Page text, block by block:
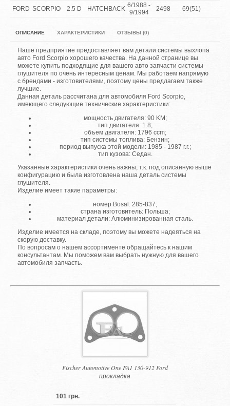
FORD SCORPIO 2.5 D HATCHBACK 6/1988 -
9/1994
2498 69(51)
ОПИСАНИЕ ХАРАКТЕРИСТИКИ ОТЗЫВЫ (0)
Наше предприятие предоставляет вам детали системы выхлопа
авто Ford Scorpio хорошего качества. На данной странице вы
можете купить подходящие для вашего авто запчасти системы
глушителя по очень интересным ценам. Мы работаем напрямую
с брендами - изготовителями, поэтому цены предлагаем также
лучшие.
Данная деталь рассчитана для автомобиля Ford Scorpio,
имеющего следующие технические характеристики:
мощность двигателя: 90 KM;
тип двигателя: 1.8;
объем двигателя: 1796 ccm;
тип системы топлива: Бензин;
период выпуска этой модели: 1985 - 1987 г.г.;
тип кузова: Седан.
Указанные характеристики очень важны, т.к. под описанную выше
конфигурацию и была изготовлена наша деталь системы
глушителя.
Изделие имеет такие параметры:
номер Bosal: 285-837;
страна изготовитель: Польша;
материал детали: Алюминизированная сталь.
Изделие имеется на складе, поэтому вы можете надеяться на
скорую доставку.
По вопросам о нашем ассортименте обращайтесь к нашим
консультантам. Мы поможем вам выбрать нужную для вашего
автомобиля запчасть.
Fischer Automotive One FA1 130-912 Ford
прокладка
101 грн.